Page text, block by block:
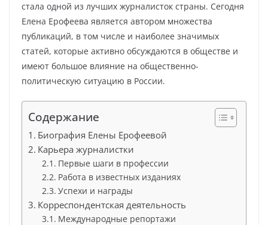
стала одной из лучших журналисток страны. Сегодня
Елена Ерофеева является автором множества
публикаций, в том числе и наиболее значимых
статей, которые активно обсуждаются в обществе и
имеют большое влияние на общественно-
политическую ситуацию в России.
Содержание
Биография Елены Ерофеевой
Карьера журналистки
Первые шаги в профессии
Работа в известных изданиях
Успехи и награды
Корреспондентская деятельность
Международные репортажи